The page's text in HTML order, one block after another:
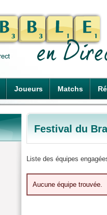
Joueurs Matchs
Festival du
Liste des équipes
Aucune équipe trouvée.